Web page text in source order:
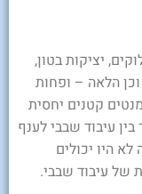
יציקות בטון,
הלאה – ופחות
קטנים יחסית
עיבוד שבבי לענף
היו יכולים
של עיבוד שבבי.